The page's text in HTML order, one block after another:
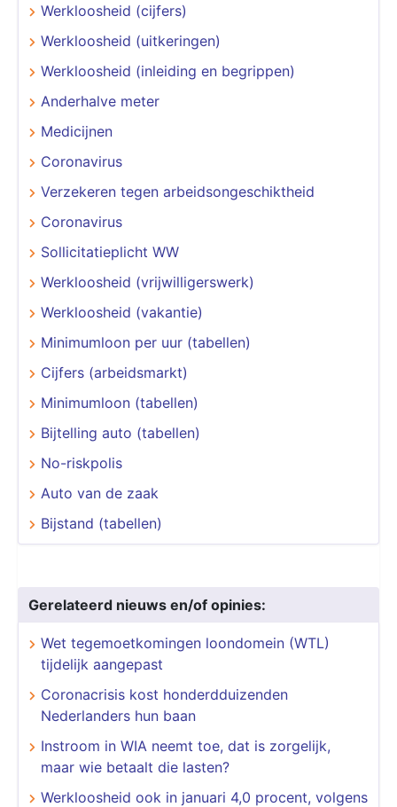
Werkloosheid (cijfers)
Werkloosheid (uitkeringen)
Werkloosheid (inleiding en begrippen)
Anderhalve meter
Medicijnen
Coronavirus
Verzekeren tegen arbeidsongeschiktheid
Coronavirus
Sollicitatieplicht WW
Werkloosheid (vrijwilligerswerk)
Werkloosheid (vakantie)
Minimumloon per uur (tabellen)
Cijfers (arbeidsmarkt)
Minimumloon (tabellen)
Bijtelling auto (tabellen)
No-riskpolis
Auto van de zaak
Bijstand (tabellen)
Gerelateerd nieuws en/of opinies:
Wet tegemoetkomingen loondomein (WTL)
tijdelijk aangepast
Coronacrisis kost honderdduizenden
Nederlanders hun baan
​​​​​​​Instroom in WIA neemt toe, dat is zorgelijk,
maar wie betaalt die lasten?
Werkloosheid ook in januari 4,0 procent, volgens